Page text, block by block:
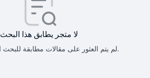
لا متجر يطابق هذا البحث
لم يتم العثور على مقالات مطابقة للبحث الذي تم تحديده.